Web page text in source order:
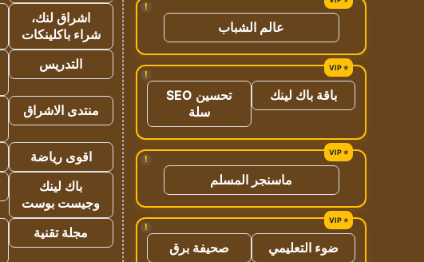
!
عالم الشباب
!
باقة باك لينك
تحسين SEO
سلة
!
ماسنجر المسلم
!
ضوء التعليمي
صحيفة برق
اشراق لنك،
شراء باكلينكات
التدريس
منتدى الاشراق
اقوى رياضة
باك لينك
وجيست بوست
مجلة تقنية